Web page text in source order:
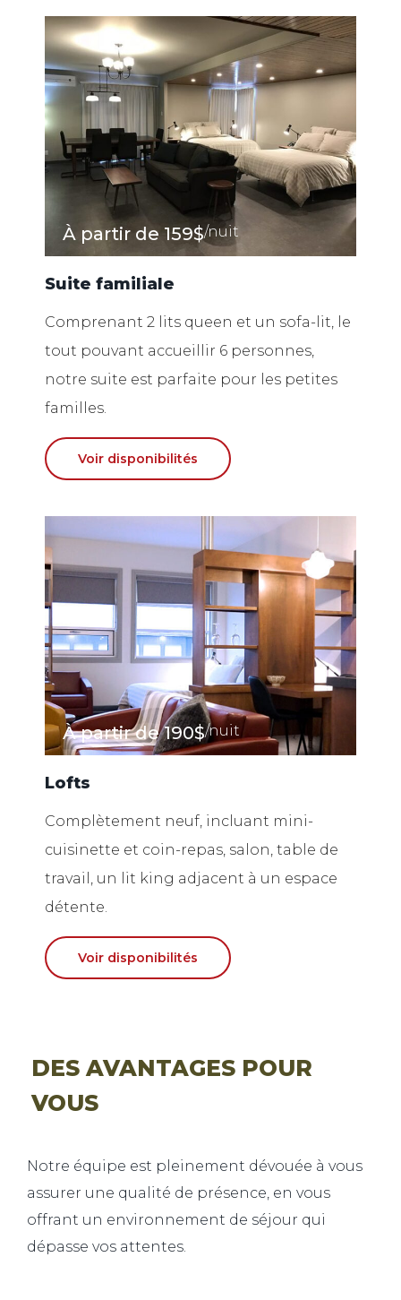
À partir de 159$/nuit
Suite familiale
Comprenant 2 lits queen et un sofa-lit, le
tout pouvant accueillir 6 personnes,
notre suite est parfaite pour les petites
familles.
Voir disponibilités
À partir de190$/nuit
Lofts
Complètement neuf, incluant mini-
cuisinette et coin-repas, salon, table de
travail, un lit king adjacent à un espace
détente.
Voir disponibilités
DES AVANTAGES POUR
VOUS
Notre équipe est pleinement dévouée à vous
assurer une qualité de présence, en vous
offrant un environnement de séjour qui
dépasse vos attentes.